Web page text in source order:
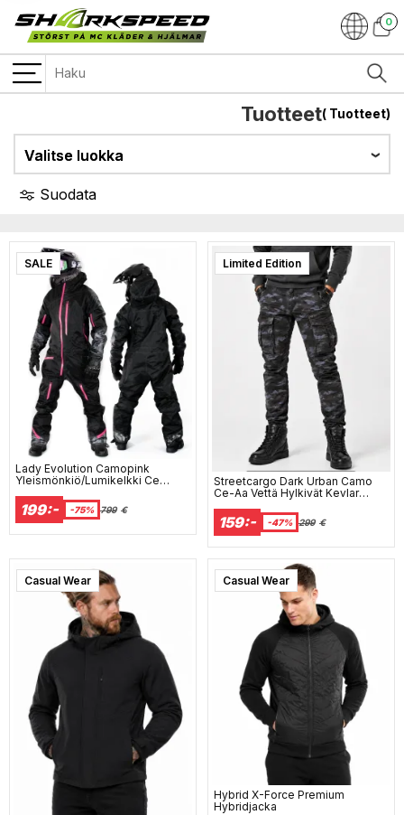
0
Tuotteet( Tuotteet)
Valitse luokka
Suodata
SALE
Lady Evolution Camopink
Yleismönkiö/Lumikelkki Ce
199:- -75% 799 €
Limited Edition
Streetcargo Dark Urban Camo
Ce-Aa Vettä Hylkivät Kevlar
Moottoripyörähousut
159:- -47% 299 €
Casual Wear Casual Wear
Hybrid X-Force Premium
Hybridjacka